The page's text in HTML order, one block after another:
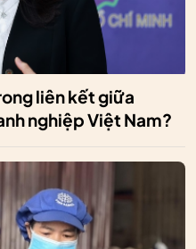
liên kết giữa
nghiệp Việt Nam?